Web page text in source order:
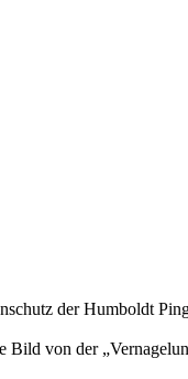
der Humboldt
Bild von der